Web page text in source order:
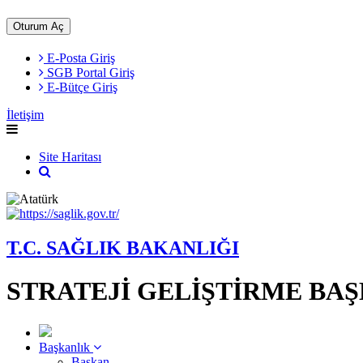
Oturum Aç
E-Posta Giriş
SGB Portal Giriş
E-Bütçe Giriş
İletişim
Site Haritası
T.C. SAĞLIK BAKANLIĞI
STRATEJİ GELİŞTİRME
Başkanlık